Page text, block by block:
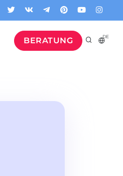
BERATUNG DE